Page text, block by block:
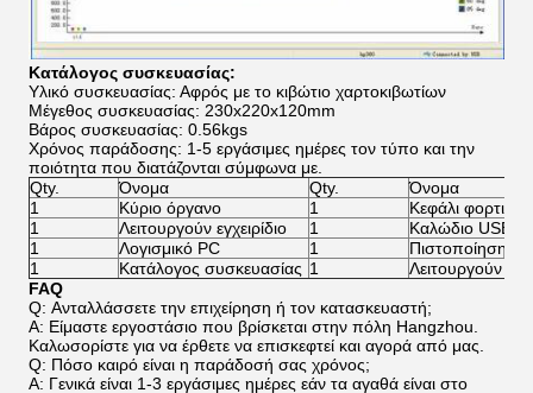
Κατάλογος συσκευασίας:
Υλικό συσκευασίας: Αφρός με το κιβώτιο χαρτοκιβωτίων
Μέγεθος συσκευασίας: 230x220x120mm
Βάρος συσκευασίας: 0.56kgs
Χρόνος παράδοσης: 1-5 εργάσιμες ημέρες τον τύπο και την
ποιότητα που διατάζονται σύμφωνα με.
Qty.
Όνομα Qty.
Όνομα
1
Κύριο όργανο 1
Κεφάλι
1
Λειτουργούν εγχειρίδιο 1
Καλώδιο USB
1
Λογισμικό PC 1
Πιστοποίηση
1
Κατάλογος συσκευασίας 1
Λειτουργούν
FAQ
Q: Ανταλλάσσετε την επιχείρηση ή τον κατασκευαστή;
Α: Είμαστε εργοστάσιο που βρίσκεται στην πόλη Hangzhou.
Καλωσορίστε για να έρθετε να επισκεφτεί και αγορά από μας.
Q: Πόσο καιρό είναι η παράδοσή σας χρόνος;
Α: Γενικά είναι 1-3 εργάσιμες ημέρες εάν τα αγαθά είναι στο